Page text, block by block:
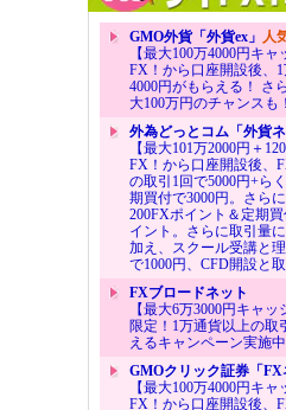
GMO外貨「外貨ex」 人
【最大100万4000円キ
FX！から口座開設後、
4000円がもらえる！ さ
大100万円のチャンスも！
外為どっとコム「外貨ネ
【最大101万2000円＋
FX！から口座開設後、
の取引1回で5000円+ら
期買付で3000円。さら
200FXポイント＆定期
イント。さらに取引量
加え、スクール受講と
で1000円、CFD開設と
FXブロードネット
【最大6万3000円キャ
限定！1万通貨以上の取
えるキャンペーン実施中
GMOクリック証券「FX
【最大100万4000円キ
FX！から口座開設後、